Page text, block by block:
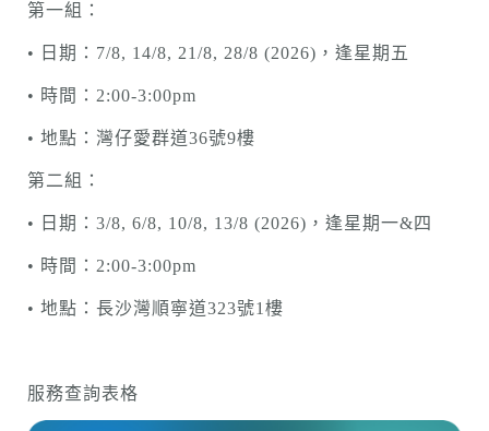
第一組：
• 日期：7/8, 14/8, 21/8, 28/8 (2026)，逢星期五
• 時間：2:00-3:00pm
• 地點：灣仔愛群道36號9樓
第二組：
• 日期：3/8, 6/8, 10/8, 13/8 (2026)，逢星期一&四
• 時間：2:00-3:00pm
• 地點：長沙灣順寧道323號1樓
服務查詢表格